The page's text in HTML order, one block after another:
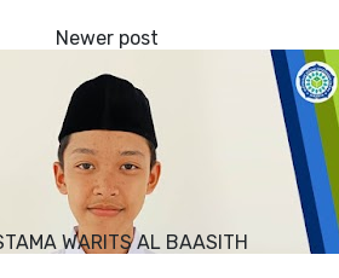
WARITS AL BAASITH